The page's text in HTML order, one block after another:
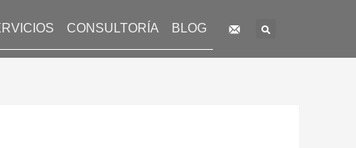
CONSULTORÍA BLOG Search